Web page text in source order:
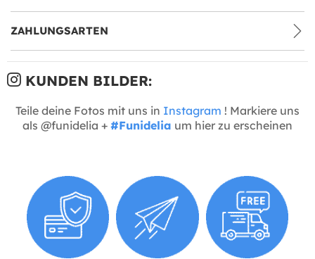
ZAHLUNGSARTEN
KUNDEN BILDER:
Teile deine Fotos mit uns in Instagram ! Markiere uns
als @funidelia + #Funidelia um hier zu erscheinen